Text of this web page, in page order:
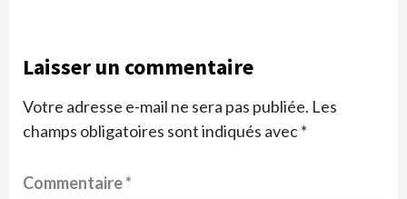
Laisser un commentaire
Votre adresse e-mail ne sera pas publiée. Les
champs obligatoires sont indiqués avec*
Commentaire*